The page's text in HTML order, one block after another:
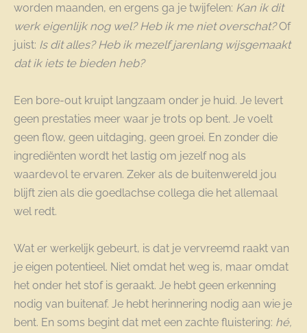
worden maanden, en ergens ga je twijfelen: Kan ik dit
werk eigenlijk nog wel? Heb ik me niet overschat?Of
juist: Is dit alles? Heb ik mezelf jarenlang wijsgemaakt
dat ik iets te bieden heb?
Een bore-out kruipt langzaam onder je huid. Je levert
geen prestaties meer waar je trots op bent. Je voelt
geen flow, geen uitdaging, geen groei. En zonder die
ingrediënten wordt het lastig om jezelf nog als
waardevol te ervaren. Zeker als de buitenwereld jou
blijft zien als die goedlachse collega die het allemaal
wel redt.
Wat er werkelijk gebeurt, is dat je vervreemd raakt van
je eigen potentieel. Niet omdat het weg is, maar omdat
het onder het stof is geraakt. Je hebt geen erkenning
nodig van buitenaf. Je hebt herinnering nodig aan wie je
bent. En soms begint dat met een zachte fluistering: hé,